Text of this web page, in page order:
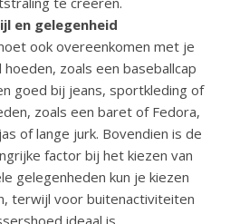
en gelegenheid
ook overeenkomen met je
zoals een baseballcap
goed bij jeans, sportkleding of
zoals een baret of Fedora,
of lange jurk. Bovendien is de
factor bij het kiezen van
gelegenheden kun je kiezen
terwijl voor buitenactiviteiten
ideaal is.